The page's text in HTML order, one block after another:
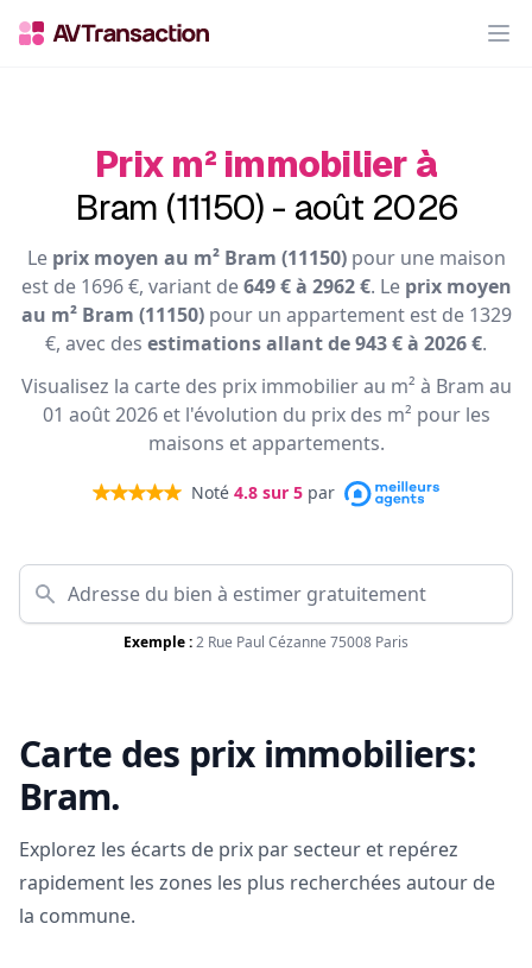
Prix m² immobilier à
Bram (11150) - août 2026
Le prix moyen au m² Bram (11150)pour une maison
est de 1696 €, variant de649 € à 2962 €. Le prix moyen
au m² Bram (11150)pour un appartement est de 1329
€, avec des estimations allant de 943 € à 2026 €.
Visualisez la carte des prix immobilier au m² à Bram au
01 août 2026 et l'évolution du prix des m² pour les
maisons et appartements.
Noté 4.8 sur 5 par
Exemple :2 Rue Paul Cézanne 75008 Paris
Carte des prix immobiliers:
Bram.
Explorez les écarts de prix par secteur et repérez
rapidement les zones les plus recherchées autour de
la commune.